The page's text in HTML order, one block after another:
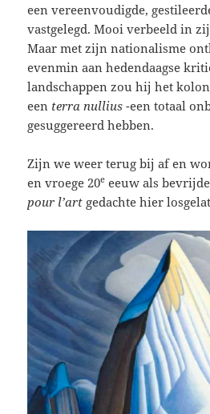
een vereenvoudigde,
vastgelegd. Mooi verbeeld in
Maar met zijn nationalisme
evenmin aan hedendaagse
landschappen zou hij het
een terra nullius -een totaal
gesuggereerd hebben.
Zijn we weer terug bij af en
en vroege 20e eeuw als
pour l’art gedachte hier